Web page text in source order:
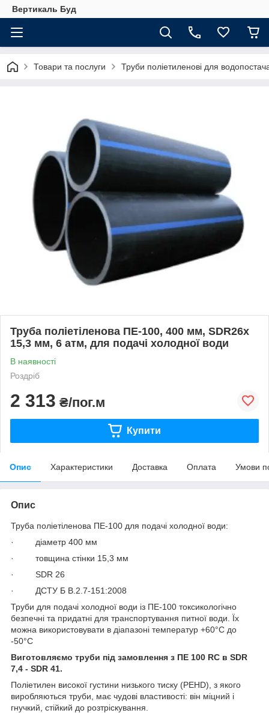
Вертикаль Буд
Товари та послуги Труби поліетиленові для
Труба поліетіленова ПЕ-100, 400 мм, SDR26х
15,3 мм, 6 атм, для подачі холодної води
В наявності
Роздріб
2 313 ₴/пог.м
Купити
Опис Характеристики Доставка Оплата Умови
Опис
Труба поліетіленова ПЕ-100 для подачі холодної води:
· діаметр 400 мм
· товщина стінки 15,3 мм
· SDR 26
· ДСТУ Б В.2.7-151:2008
Труби для подачі холодної води із ПЕ-100 токсикологічно
безпечні та придатні для транспортування питної води. Їх
можна використовувати в діапазоні температур +60°C до
-50°С
Виготовляємо труби під замовлення з ПE 100 RC в SDR
7,4 - SDR 41.
Поліетилен високої густини низького тиску (PEHD), з якого
виробляються труби, має чудові властивості: він міцний і
гнучкий, стійкий до розтріскування.